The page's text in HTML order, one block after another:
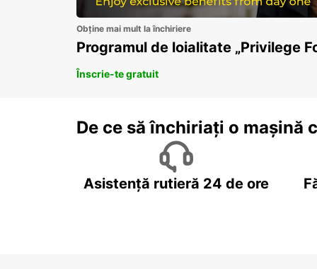
Obține mai mult la închiriere
Programul de loialitate „Privilege
Înscrie-te gratuit
De ce să închiriați o mașină
Asistență rutieră 24 de ore